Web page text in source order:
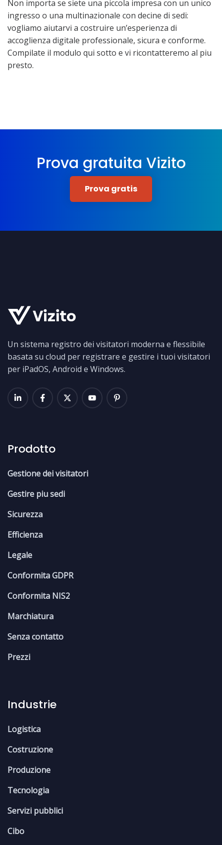
Non importa se siete una piccola impresa con un unico
ingresso o una multinazionale con decine di sedi:
vogliamo aiutarvi a costruire un’esperienza di
accoglienza digitale professionale, sicura e conforme.
Compilate il modulo qui sotto e vi ricontatteremo al piu
presto.
Prova gratuita Vizito
Prova gratis
Un sistema registro dei visitatori moderna e flessibile
basata su cloud per registrare e gestire i tuoi visitatori
per iPadOS, Android e Windows.
Prodotto
Gestione dei visitatori
Gestire piu sedi
Sicurezza
Efficienza
Legale
Conformita GDPR
Conformita NIS2
Marchiatura
Senza contatto
Prezzi
Industrie
Logistica
Costruzione
Produzione
Tecnologia
Servizi pubblici
Cibo